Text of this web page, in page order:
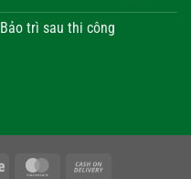
Bảo trì sau thi công